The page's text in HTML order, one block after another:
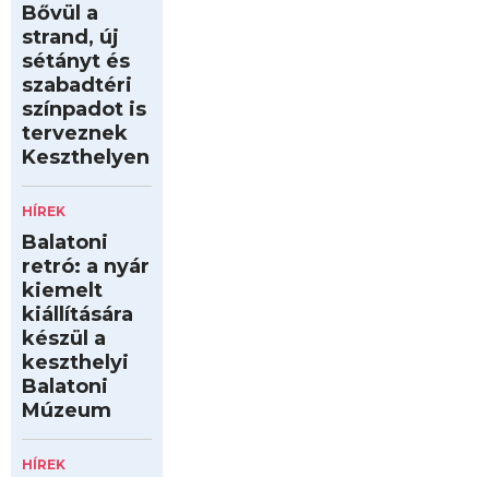
Bővül a
strand, új
sétányt és
szabadtéri
színpadot is
terveznek
Keszthelyen
HÍREK
Balatoni
retró: a nyár
kiemelt
kiállítására
készül a
keszthelyi
Balatoni
Múzeum
HÍREK